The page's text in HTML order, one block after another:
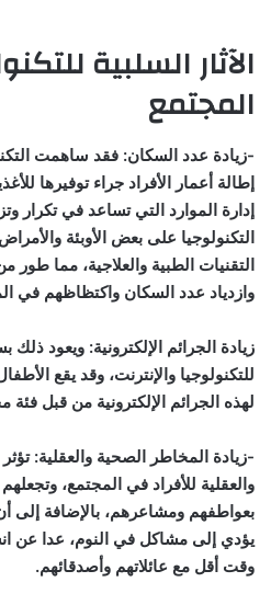
الآثار السلبية
المجتمع
-زيادة عدد السكان: فقد ساهمت
إطالة أعمار الأفراد جراء توفيرها
إدارة الموارد التي تساعد في تكرار
التكنولوجيا على بعض الأوبئة
التقنيات الطبية والعلاجية، مما طور
وازدياد عدد السكان واكتظاظهم في
زيادة الجرائم الإلكترونية: ويعود
للتكنولوجيا والإنترنت، وقد يقع
لهذه الجرائم الإلكترونية من قبل
-زيادة المخاطر الصحية والعقلية:
والعقلية للأفراد في المجتمع،
بعواطفهم ومشاعرهم، بالإضافة إلى
يؤدي إلى مشاكل في النوم، عدا عن
وقت أقل مع عائلاتهم وأصدقائهم.